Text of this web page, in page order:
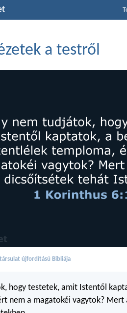
a testről
újfordítású Bibliája
hogy testetek, amit Istentől
nem a magatokéi vagytok?